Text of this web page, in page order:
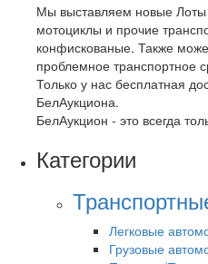
Мы выставляем новые
мотоциклы и прочие
конфискованые. Также
проблемное транспортное
Только у нас бесплатная
БелАукциона.
БелАукцион - это всегда
Категории
Легковые
Грузовые